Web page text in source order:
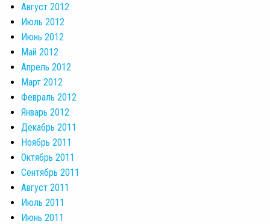
Август 2012
Июль 2012
Июнь 2012
Май 2012
Апрель 2012
Март 2012
Февраль 2012
Январь 2012
Декабрь 2011
Ноябрь 2011
Октябрь 2011
Сентябрь 2011
Август 2011
Июль 2011
Июнь 2011